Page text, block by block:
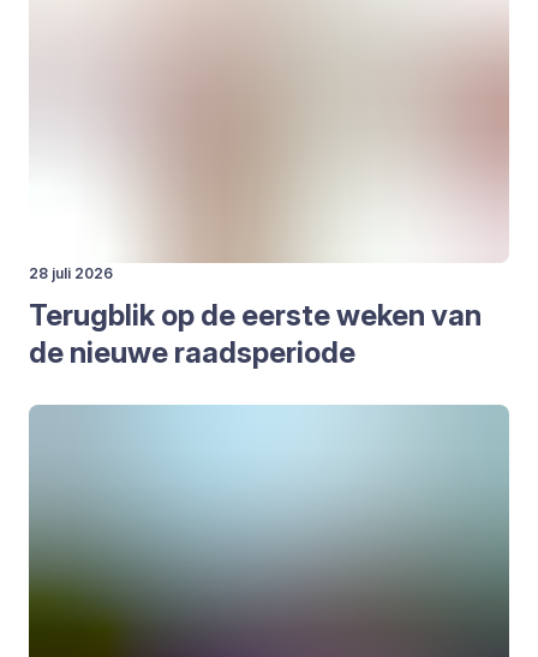
28 juli 2026
Terug­blik op de eer­ste weken van
de nieu­we raads­pe­ri­o­de